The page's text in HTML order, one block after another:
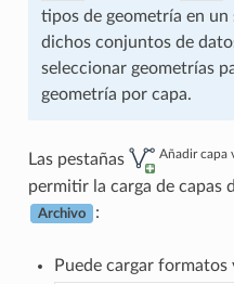
tipos de geometría en
dichos conjuntos de
seleccionar geometrías
geometría por capa.
Las pestañas Añadir capa
permitir la carga de capas
Archivo :
Puede cargar